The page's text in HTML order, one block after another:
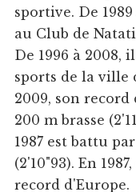
sportive. De
au Club de
De 1996 à 2008,
sports de la ville
2009, son record
200 m brasse
1987 est battu
(2'10"93). En
record d'Europe.